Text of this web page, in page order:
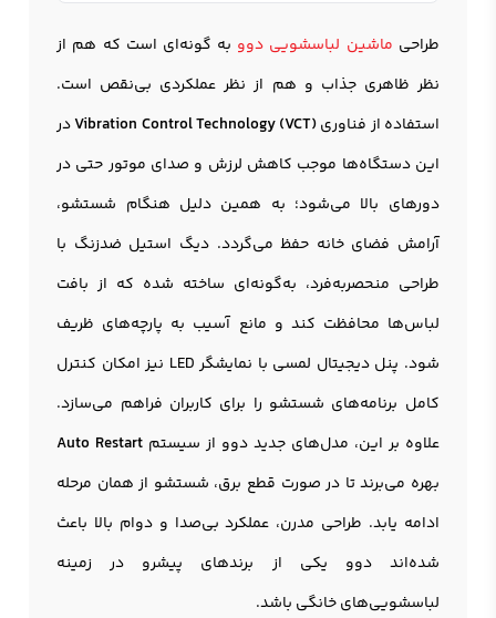
طراحی ماشین لباسشویی دوو به گونه‌ای است که هم از
نظر ظاهری جذاب و هم از نظر عملکردی بی‌نقص است.
استفاده از فناوریVibration Control Technology (VCT)در
این دستگاه‌ها موجب کاهش لرزش و صدای موتور حتی در
دورهای بالا می‌شود؛ به همین دلیل هنگام شستشو،
آرامش فضای خانه حفظ می‌گردد. دیگ استیل ضدزنگ با
طراحی منحصر‌به‌فرد، به‌گونه‌ای ساخته شده که از بافت
لباس‌ها محافظت کند و مانع آسیب به پارچه‌های ظریف
شود. پنل دیجیتال لمسی با نمایشگر LED نیز امکان کنترل
کامل برنامه‌های شستشو را برای کاربران فراهم می‌سازد.
علاوه بر این، مدل‌های جدید دوو از سیستم Auto Restart
بهره می‌برند تا در صورت قطع برق، شستشو از همان مرحله
ادامه یابد. طراحی مدرن، عملکرد بی‌صدا و دوام بالا باعث
شده‌اند دوو یکی از برندهای پیشرو در زمینه
لباسشویی‌های خانگی باشد.